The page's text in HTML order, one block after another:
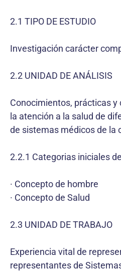
2.1 TIPO DE ESTUDIO
Investigación carácter
2.2 UNIDAD DE ANÁLISIS
Conocimientos, prácticas
la atención a la salud de
de sistemas médicos de la
2.2.1 Categorias iniciales
· Concepto de hombre
· Concepto de Salud
2.3 UNIDAD DE TRABAJO
Experiencia vital de
representantes de